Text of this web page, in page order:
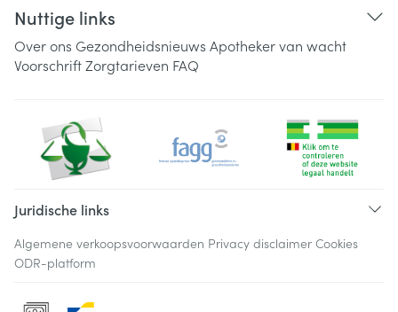
Nuttige links
Over ons Gezondheidsnieuws Apotheker van wacht
VoorschriftZorgtarieven FAQ
Juridische links
Algemene verkoopsvoorwaarden Privacy disclaimer Cookies
ODR-platform